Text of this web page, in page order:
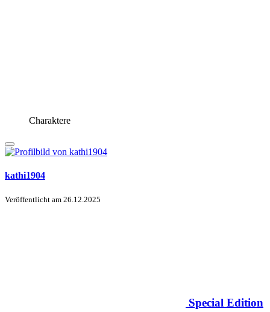
Charaktere
kathi1904
Veröffentlicht am 26.12.2025
Special Edition